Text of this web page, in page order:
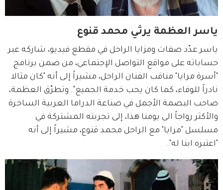
ياسر العظمة يرثي محمد قنوع
ياسر عدّد صفات ومزايا الراحل في مقطع فيديو، شاركه عبر
حساباته على مواقع التواصل الإجتماعي، من ضمن برنامج
"أسرة مرايا" مناقب الفنان الراحل، مشيراً إلى أنه "كان مثالا
نادراً للوفاء، كما كان يحب خدمة الجميع". وتطرّق العظمة،
صاحب البصمة الأجمل في صناعة الدراما العربية الساخرة
والأكثر رواجاً الى يومنا هذا، إلى تجربته المشتركة في
مسلسل "مرايا" مع الراحل محمد قنوع، مشيراً إلى أنه
"اعتبره ابنا له".